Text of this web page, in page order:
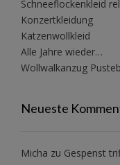
Schneeflockenkleid
Konzertkleidung
Katzenwollkleid
Alle Jahre wieder…
Wollwalkanzug
Neueste
Micha zu Gespenst